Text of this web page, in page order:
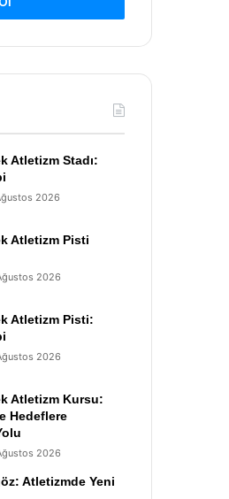
Atletizm Stadı:
2026
Atletizm Pisti
2026
Atletizm Pisti:
2026
Atletizm Kursu:
Hedeflere
2026
Atletizmde Yeni